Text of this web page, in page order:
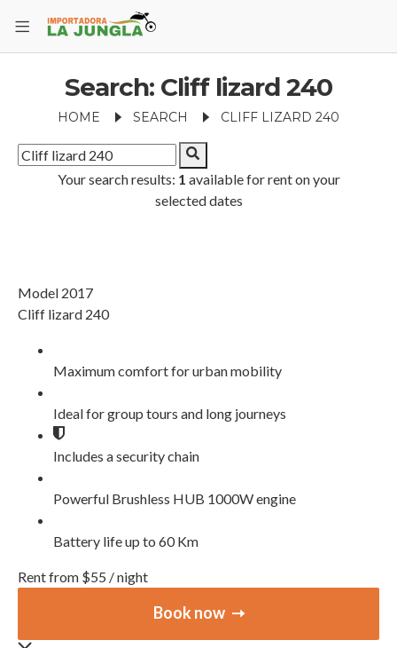
Search: Cliff lizard 240
HOME SEARCH CLIFF LIZARD 240
Your search results: 1 available for rent on your
selected dates
Model 2017
Cliff lizard 240
Maximum comfort for urban mobility
Ideal for group tours and long journeys
Includes a security chain
Powerful Brushless HUB 1000W engine
Battery life up to 60 Km
Rent from $55 / night
Book now